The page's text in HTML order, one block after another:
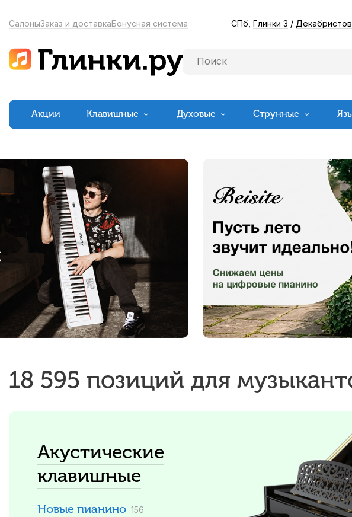
СалоныЗаказ и доставкаБонусная система СПб, Глинки 3 /
Акции Клавишные Духовые Струнные
18 595 позиций для
Акустические
клавишные
Новые пианино 156